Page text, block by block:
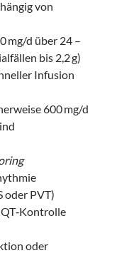
von
mg/d über 24 –
bis 2,2 g)
Infusion
600 mg/d
oder PVT)
oder